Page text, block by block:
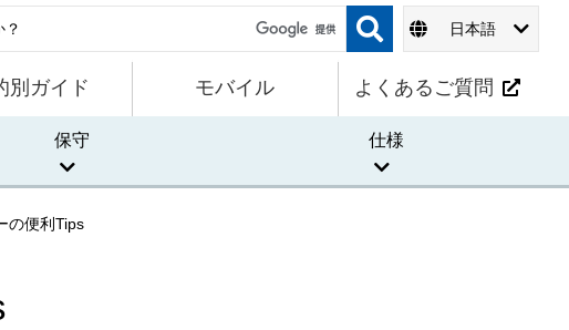
日本語
別ガイド モバイル よくあるご質問
保守 仕様
の便利Tips